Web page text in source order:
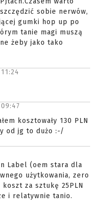
sobie nerwów,
gumki hop up po
tanie magi muszą
żeby jako tako
11:24
09:47
kosztowały 130 PLN
od jg to dużo :-/
Label (oem stara dla
użytkowania, zero
za sztukę 25PLN
i relatywnie tanio.